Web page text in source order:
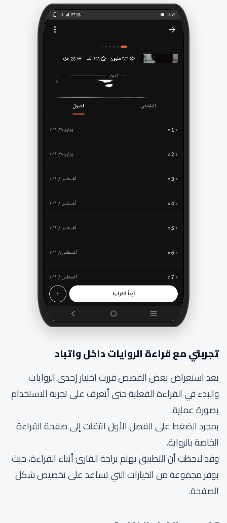
تجربتي مع قراءة الروايات داخل واتباد
بعد استعراض بعض القصص قررت اختيار إحدى الروايات
والبدء في القراءة الفعلية حتى أتعرف على تجربة الاستخدام
بصورة عملية.
بمجرد الضغط على الفصل الأول انتقلت إلى صفحة القراءة
الخاصة بالرواية.
وقد لاحظت أن التطبيق يهتم براحة القارئ أثناء القراءة، حيث
يوفر مجموعة من الخيارات التي تساعد على تخصيص شكل
الصفحة.